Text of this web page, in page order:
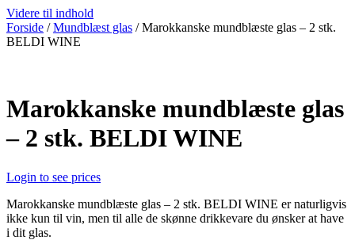
Videre til indhold
Forside /Mundblæst glas / Marokkanske mundblæste glas – 2 stk.
BELDI WINE
Marokkanske mundblæste glas
– 2 stk. BELDI WINE
Login to see prices
Marokkanske mundblæste glas – 2 stk. BELDI WINE er naturligvis
ikke kun til vin, men til alle de skønne drikkevare du ønsker at have
i dit glas.